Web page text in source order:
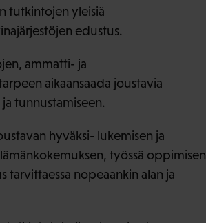
tutkintojen yleisiä
edustus.
ammatti- ja
aikaansaada joustavia
tunnustamiseen.
hyväksi- lukemisen ja
työssä oppimisen
tarvittaessa nopeaankin alan ja